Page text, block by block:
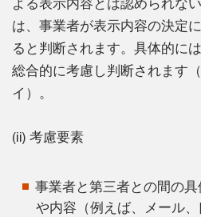
よる表示内容とは認められな
は、事業者が表示内容の決定
ると判断されます。具体的に
総合的に考慮し判断されます
イ）。
(ii) 考慮要素
事業者と第三者との間の
や内容（例えば、メール